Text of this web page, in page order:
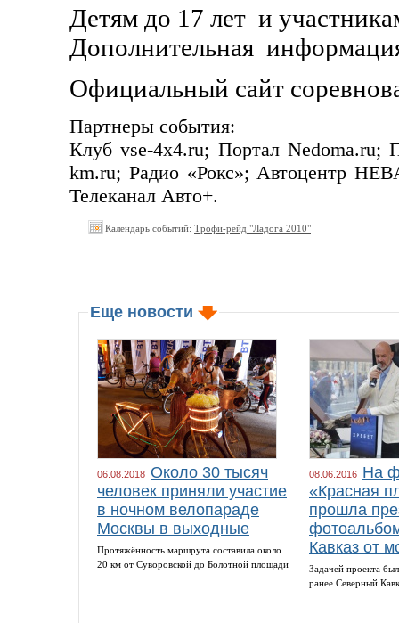
Детям до 17 лет и
Дополнительная
Официальный сайт
Партнеры события:
Клуб vse-4x4.ru; Портал Nedoma.ru;
km.ru; Радио «Рокс»; Автоцентр
Телеканал Авто+.
Календарь событий: Трофи-рейд "Ладога 2010"
Еще новости
06.08.2018 Около 30 тысяч
человек приняли участие
в ночном велопараде
Москвы в выходные
Протяжённость маршрута составила около
20 км от Суворовской до Болотной площади
08.06.2016 На
«Красная
прошла
Кавказ от
Задачей проекта
ранее Северный